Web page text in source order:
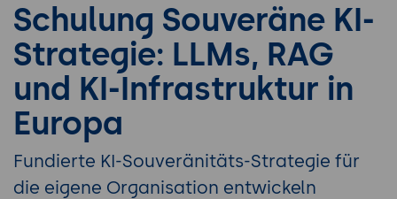
Schulung Souveräne KI-
Strategie: LLMs, RAG
und KI-Infrastruktur in
Europa
Fundierte KI-Souveränitäts-Strategie für
die eigene Organisation entwickeln